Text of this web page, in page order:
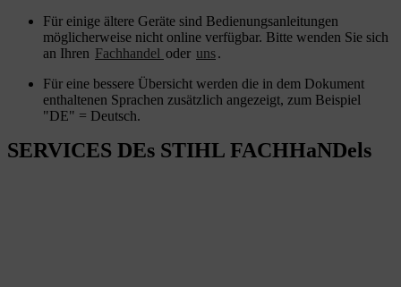
Für einige ältere Geräte sind Bedienungsanleitungen
möglicherweise nicht online verfügbar. Bitte wenden Sie sich
an Ihren Fachhandel oder uns.
Für eine bessere Übersicht werden die in dem Dokument
enthaltenen Sprachen zusätzlich angezeigt, zum Beispiel
"DE" = Deutsch.
SERVICES DEs STIHL FACHHaNDels